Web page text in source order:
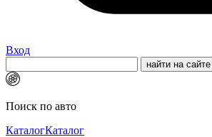
Вход
Поиск по авто
КаталогКаталог